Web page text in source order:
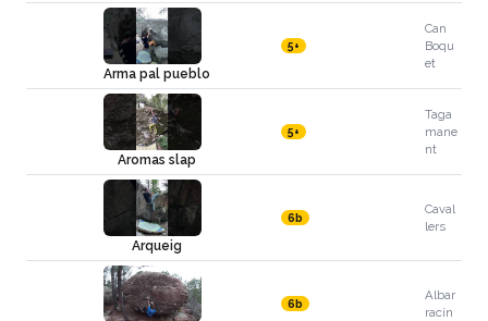
Arma pal pueblo
5+
Can
Boqu
et
Aromas slap
5+
Taga
mane
nt
Arqueig
6b
Caval
lers
6b
Albar
racín